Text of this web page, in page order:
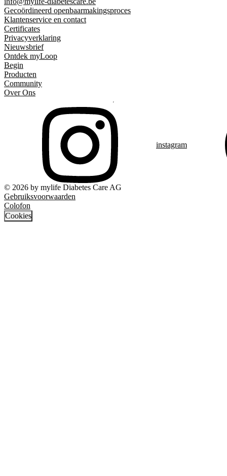
Gecoördineerd openbaarmakingsproces
Klantenservice en contact
Certificates
Privacyverklaring
Nieuwsbrief
Ontdek myLoop
Begin
Producten
Community
Over Ons
instagram
© 2026 by mylife Diabetes Care AG
Gebruiksvoorwaarden
Colofon
Cookies